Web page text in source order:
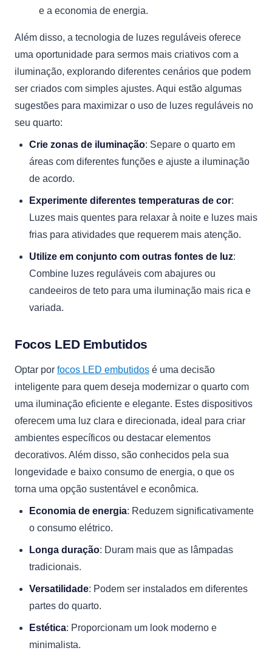
e a economia de energia.
Além disso, a tecnologia de luzes reguláveis oferece
uma oportunidade para sermos mais criativos com a
iluminação, explorando diferentes cenários que podem
ser criados com simples ajustes. Aqui estão algumas
sugestões para maximizar o uso de luzes reguláveis no
seu quarto:
Crie zonas de iluminação: Separe o quarto em
áreas com diferentes funções e ajuste a iluminação
de acordo.
Experimente diferentes temperaturas de cor:
Luzes mais quentes para relaxar à noite e luzes mais
frias para atividades que requerem mais atenção.
Utilize em conjunto com outras fontes de luz:
Combine luzes reguláveis com abajures ou
candeeiros de teto para uma iluminação mais rica e
variada.
Focos LED Embutidos
Optar por focos LED embutidos é uma decisão
inteligente para quem deseja modernizar o quarto com
uma iluminação eficiente e elegante. Estes dispositivos
oferecem uma luz clara e direcionada, ideal para criar
ambientes específicos ou destacar elementos
decorativos. Além disso, são conhecidos pela sua
longevidade e baixo consumo de energia, o que os
torna uma opção sustentável e econômica.
Economia de energia: Reduzem significativamente
o consumo elétrico.
Longa duração: Duram mais que as lâmpadas
tradicionais.
Versatilidade: Podem ser instalados em diferentes
partes do quarto.
Estética: Proporcionam um look moderno e
minimalista.